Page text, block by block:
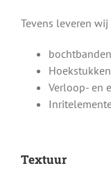
Tevens leveren
bochtbanden
Hoekstukken
Verloop- en
Textuur